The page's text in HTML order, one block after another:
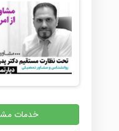
خدمات